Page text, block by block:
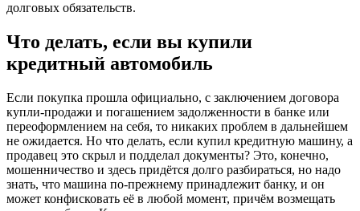
долговых обязательств.
Что делать, если вы купили
кредитный автомобиль
Если покупка прошла официально, с заключением договора
купли-продажи и погашением задолженности в банке или
переоформлением на себя, то никаких проблем в дальнейшем
не ожидается. Но что делать, если купил кредитную машину, а
продавец это скрыл и подделал документы? Это, конечно,
мошенничество и здесь придётся долго разбираться, но надо
знать, что машина по-прежнему принадлежит банку, и он
может конфисковать её в любой момент, причём возмещать